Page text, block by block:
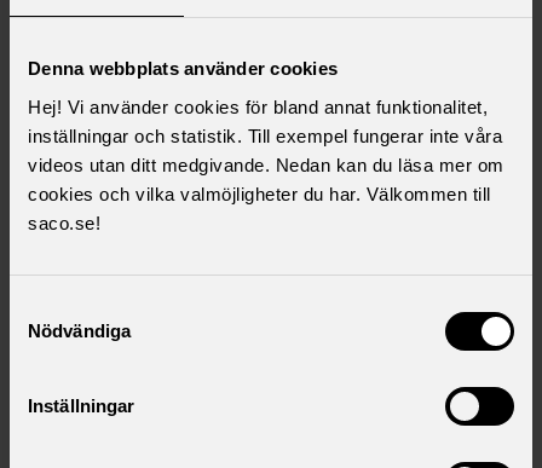
Denna webbplats använder cookies
Hej! Vi använder cookies för bland annat funktionalitet,
inställningar och statistik. Till exempel fungerar inte våra
videos utan ditt medgivande. Nedan kan du läsa mer om
cookies och vilka valmöjligheter du har. Välkommen till
saco.se!
Nödvändiga
Inställningar
version